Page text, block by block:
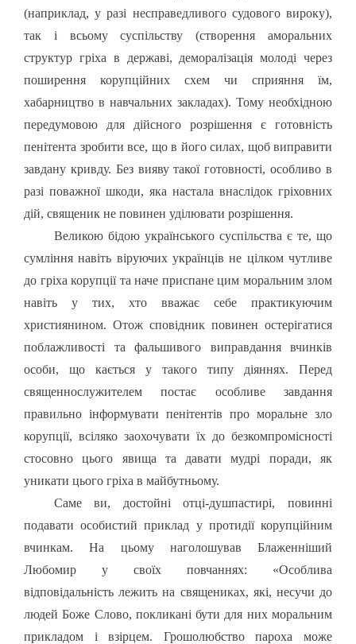
(наприклад, у разі несправедливого судового вироку),
так і всьому суспільству (створення аморальних
структур гріха в державі, деморалізація молоді через
поширення корупційних схем чи сприяння їм,
хабарництво в навчальних закладах). Тому необхідною
передумовою для дійсного розрішення є готовність
пенітента зробити все, що в його силах, щоб виправити
завдану кривду. Без вияву такої готовності, особливо в
разі поважної шкоди, яка настала внаслідок гріховних
дій, священик не повинен уділювати розрішення.
Великою бідою українського суспільства є те, що
сумління навіть віруючих українців не цілком чутливе
до гріха корупції та наче приспане цим моральним злом
навіть у тих, хто вважає себе практикуючим
християнином. Отож сповідник повинен остерігатися
поблажливості та фальшивого виправдання вчинків
особи, що кається у такого типу діяннях. Перед
священнослужителем постає особливе завдання
правильно інформувати пенітентів про моральне зло
корупції, всіляко заохочувати їх до безкомпромісності
стосовно цього явища та давати мудрі поради, як
уникати цього гріха в майбутньому.
Саме ви, достойні отці-душпастирі, повинні
подавати особистий приклад у протидії корупційним
вчинкам. На цьому наголошував Блаженніший
Любомир у своїх повчаннях: «Особлива
відповідальність лежить на священиках, які, несучи до
людей Боже Слово, покликані бути для них моральним
прикладом і взірцем. Грошолюбство пароха може